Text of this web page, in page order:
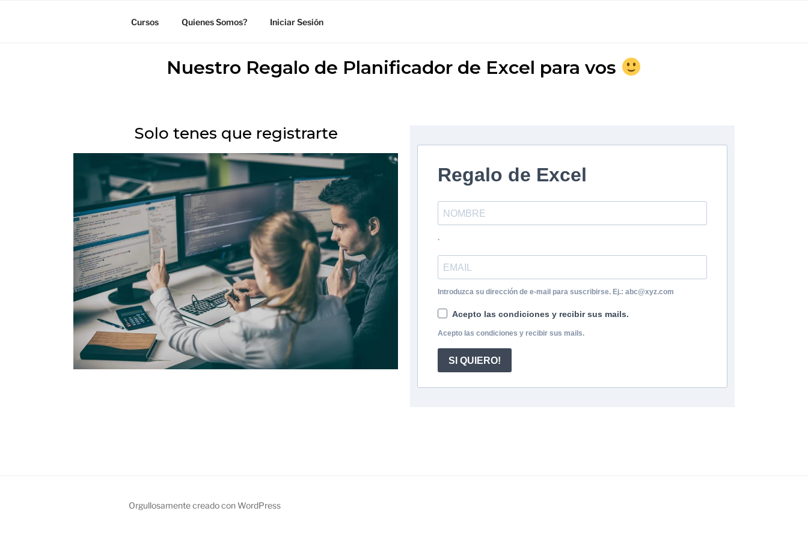
Cursos Quienes Somos? Iniciar Sesión
Nuestro Regalo de Planificador de Excel para vos
Solo tenes que registrarte
Regalo de Excel
.
Introduzca su dirección de e-mail para suscribirse. Ej.: abc@xyz.com
Acepto las condiciones y recibir sus mails.
Acepto las condiciones y recibir sus mails.
SI QUIERO!
Orgullosamente creado con WordPress